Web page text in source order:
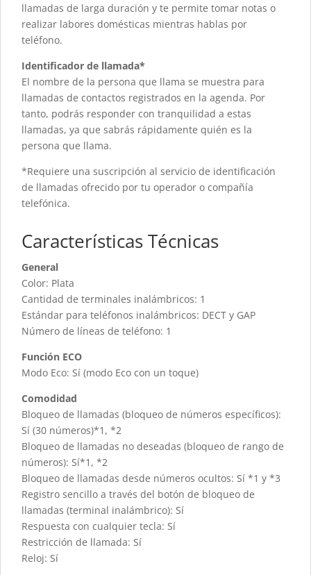
llamadas de larga duración y te permite tomar notas o
realizar labores domésticas mientras hablas por
teléfono.
Identificador de llamada*
El nombre de la persona que llama se muestra para
llamadas de contactos registrados en la agenda. Por
tanto, podrás responder con tranquilidad a estas
llamadas, ya que sabrás rápidamente quién es la
persona que llama.
*Requiere una suscripción al servicio de identificación
de llamadas ofrecido por tu operador o compañía
telefónica.
Características Técnicas
General
Color: Plata
Cantidad de terminales inalámbricos: 1
Estándar para teléfonos inalámbricos: DECT y GAP
Número de líneas de teléfono: 1
Función ECO
Modo Eco: Sí (modo Eco con un toque)
Comodidad
Bloqueo de llamadas (bloqueo de números específicos):
Sí (30 números)*1, *2
Bloqueo de llamadas no deseadas (bloqueo de rango de
números): Sí*1, *2
Bloqueo de llamadas desde números ocultos: Sí *1 y *3
Registro sencillo a través del botón de bloqueo de
llamadas (terminal inalámbrico): Sí
Respuesta con cualquier tecla: Sí
Restricción de llamada: Sí
Reloj: Sí